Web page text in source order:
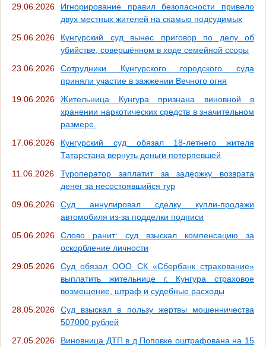
29.06.2026
Игнорирование правил безопасности привело
двух местных жителей на скамью подсудимых
25.06.2026
Кунгурский суд вынес приговор по делу об
убийстве, совершённом в ходе семейной ссоры
23.06.2026
Сотрудники Кунгурского городского суда
приняли участие в зажжении Вечного огня
19.06.2026
Жительница Кунгура признана виновной в
хранении наркотических средств в значительном
размере.
17.06.2026
Кунгурский суд обязал 18-летнего жителя
Татарстана вернуть деньги потерпевшей
11.06.2026
Туроператор заплатит за задержку возврата
денег за несостоявшийся тур
09.06.2026
Суд аннулировал сделку купли-продажи
автомобиля из-за подделки подписи
05.06.2026
Слово ранит: суд взыскал компенсацию за
оскорбление личности
29.05.2026
Суд обязал ООО СК «Сбербанк страхование»
выплатить жительнице г. Кунгура страховое
возмещение, штраф и судебные расходы
28.05.2026
Суд взыскал в пользу жертвы мошенничества
507000 рублей
27.05.2026
Виновница ДТП в д.Поповке оштрафована на 15